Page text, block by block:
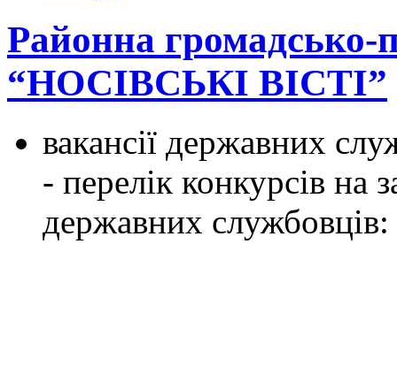
Районна громадсько-
“НОСІВСЬКІ ВІСТІ”
вакансії державних
- перелік конкурсів на
державних службовців: